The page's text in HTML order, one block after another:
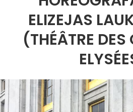
ELIZEJAS
(THÉÂTRE